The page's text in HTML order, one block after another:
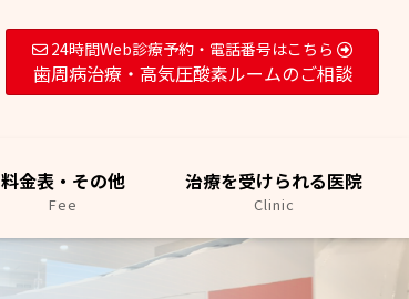
24時間Web診療予約・電話番号はこちら
歯周病治療・高気圧酸素ルームのご相談
料金表・その他
Fee
治療を受けられる医院
Clinic